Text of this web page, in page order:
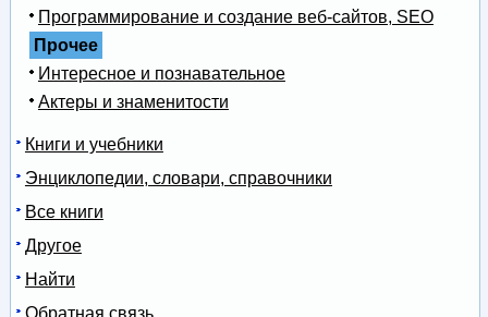
Программирование и создание веб-сайтов, SEO
Прочее
Интересное и познавательное
Актеры и знаменитости
Книги и учебники
Энциклопедии, словари, справочники
Все книги
Другое
Найти
Обратная связь